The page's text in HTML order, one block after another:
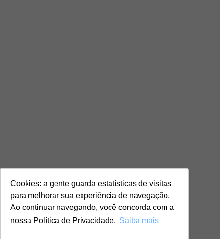
Cookies: a gente guarda estatísticas de visitas
para melhorar sua experiência de navegação.
Ao continuar navegando, você concorda com a
nossa Política de Privacidade. Saiba mais